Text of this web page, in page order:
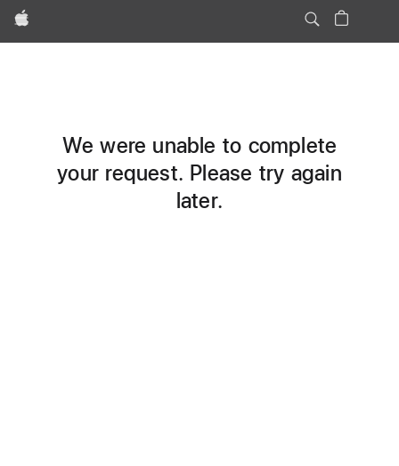
Apple
We were unable to complete
your request. Please try again
later.